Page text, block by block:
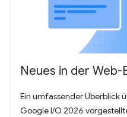
Neues in der
Ein umfassender Überblick
Google I/O 2026